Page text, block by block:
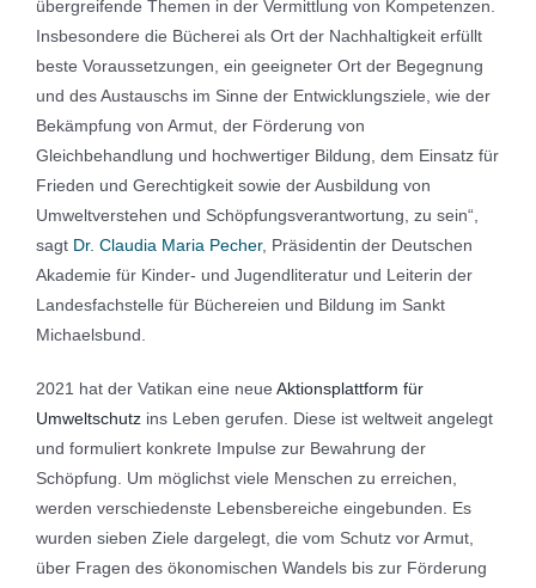
übergreifende Themen in der Vermittlung von Kompetenzen.
Insbesondere die Bücherei als Ort der Nachhaltigkeit erfüllt
beste Voraussetzungen, ein geeigneter Ort der Begegnung
und des Austauschs im Sinne der Entwicklungsziele, wie der
Bekämpfung von Armut, der Förderung von
Gleichbehandlung und hochwertiger Bildung, dem Einsatz für
Frieden und Gerechtigkeit sowie der Ausbildung von
Umweltverstehen und Schöpfungsverantwortung, zu sein“,
sagt Dr. Claudia Maria Pecher, Präsidentin der Deutschen
Akademie für Kinder- und Jugendliteratur und Leiterin der
Landesfachstelle für Büchereien und Bildung im Sankt
Michaelsbund.
2021 hat der Vatikan eine neue Aktionsplattform für
Umweltschutz ins Leben gerufen. Diese ist weltweit angelegt
und formuliert konkrete Impulse zur Bewahrung der
Schöpfung. Um möglichst viele Menschen zu erreichen,
werden verschiedenste Lebensbereiche eingebunden. Es
wurden sieben Ziele dargelegt, die vom Schutz vor Armut,
über Fragen des ökonomischen Wandels bis zur Förderung